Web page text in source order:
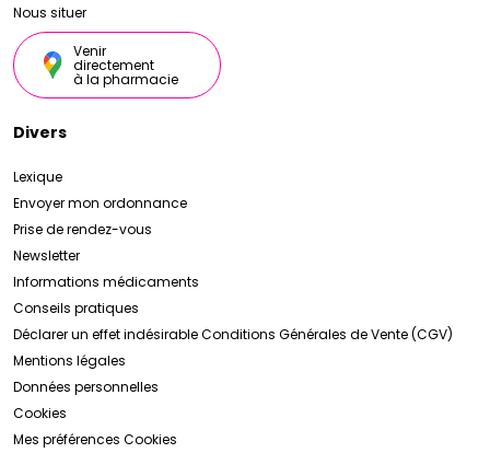
Nous situer
Venir
directement
à la pharmacie
Divers
Lexique
Envoyer mon ordonnance
Prise de rendez-vous
Newsletter
Informations médicaments
Conseils pratiques
Déclarer un effet indésirableConditions Générales de Vente (CGV)
Mentions légales
Données personnelles
Cookies
Mes préférences Cookies